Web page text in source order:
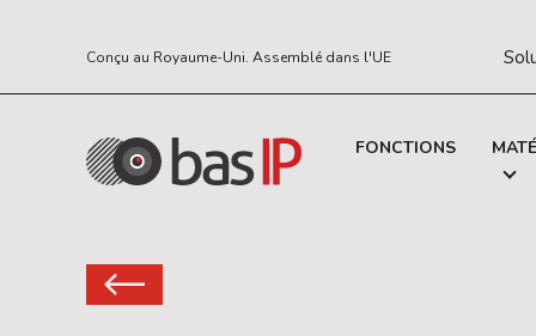
Conçu au Royaume-Uni. Assemblé dans l'UE
FONCTIONS